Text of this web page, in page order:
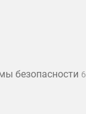
безопасности 6